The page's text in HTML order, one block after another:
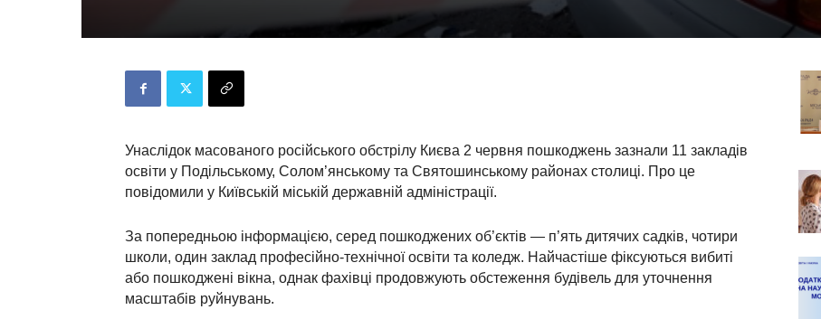
Унаслідок масованого російського обстрілу Києва 2 червня пошкоджень зазнали 11 закладів
освіти у Подільському, Солом’янському та Святошинському районах столиці. Про це
повідомили у Київській міській державній адміністрації.
За попередньою інформацією, серед пошкоджених об’єктів — п’ять дитячих садків, чотири
школи, один заклад професійно-технічної освіти та коледж. Найчастіше фіксуються вибиті
або пошкоджені вікна, однак фахівці продовжують обстеження будівель для уточнення
масштабів руйнувань.